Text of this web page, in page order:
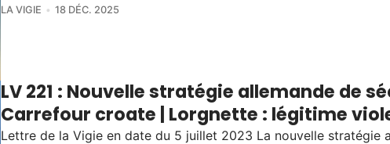
LA VIGIE 18 DÉC. 2025
LV 221 : Nouvelle stratégie allemande de
Carrefour croate | Lorgnette : légitime
Lettre de la Vigie en date du 5 juillet 2023 La nouvelle stratégie